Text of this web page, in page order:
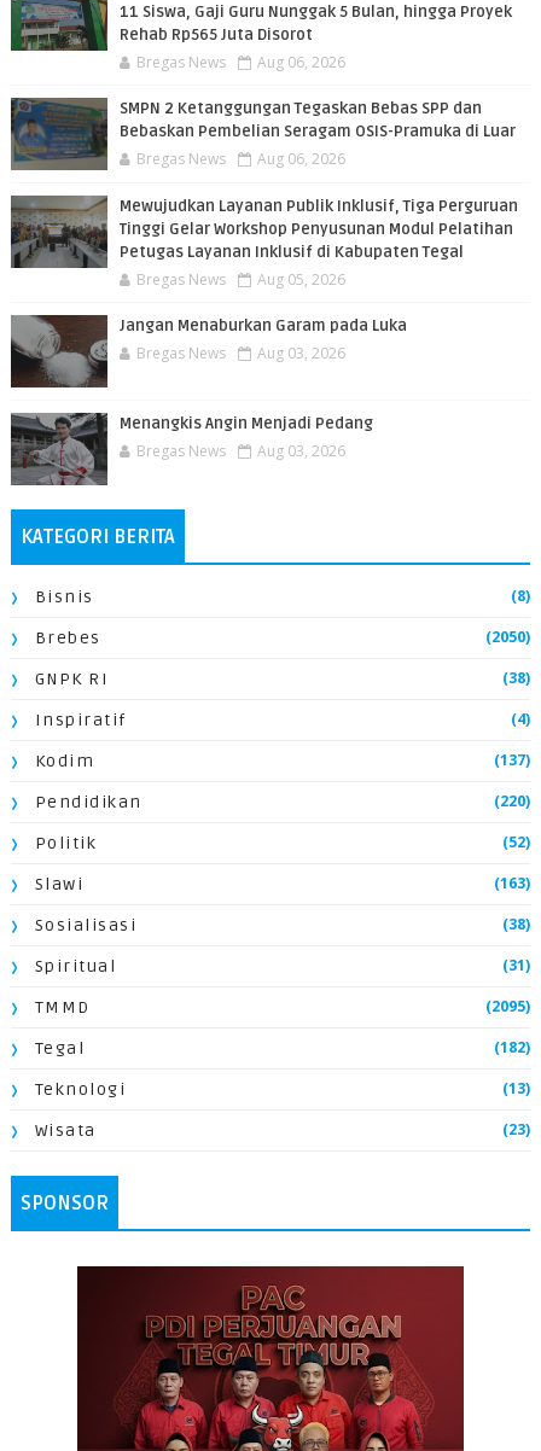
11 Siswa, Gaji Guru Nunggak 5 Bulan, hingga Proyek
Rehab Rp565 Juta Disorot
Bregas News Aug 06, 2026
SMPN 2 Ketanggungan Tegaskan Bebas SPP dan
Bebaskan Pembelian Seragam OSIS-Pramuka di Luar
Bregas News Aug 06, 2026
​Mewujudkan Layanan Publik Inklusif, Tiga Perguruan
Tinggi Gelar Workshop Penyusunan Modul Pelatihan
Petugas Layanan Inklusif di Kabupaten Tegal
Bregas News Aug 05, 2026
Jangan Menaburkan Garam pada Luka
Bregas News Aug 03, 2026
Menangkis Angin Menjadi Pedang
Bregas News Aug 03, 2026
KATEGORI BERITA
Bisnis (8)
Brebes (2050)
GNPK RI (38)
Inspiratif (4)
Kodim (137)
Pendidikan (220)
Politik (52)
Slawi (163)
Sosialisasi (38)
Spiritual (31)
TMMD (2095)
Tegal (182)
Teknologi (13)
Wisata (23)
SPONSOR